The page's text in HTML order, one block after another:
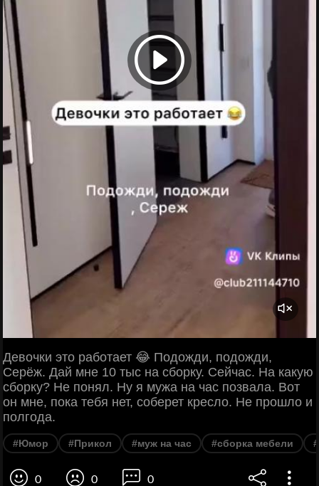
Девочки это работает 😂 Подожди, подожди,
Серёж. Дай мне 10 тыс на сборку. Сейчас. На какую
сборку? Не понял. Ну я мужа на час позвала. Вот
он мне, пока тебя нет, соберет кресло. Не прошло и
полгода.
#Юмор #Прикол #муж на час #сборка мебели
0 0 0